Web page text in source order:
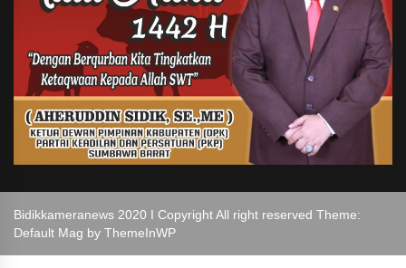
Bidikkameranews 2020 I Copyright All right reserved Theme:
Default Mag by ThemeInWP